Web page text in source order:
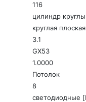
116
цилиндр
круглая плоская
3.1
GX53
1.0000
Потолок
8
светодиодные